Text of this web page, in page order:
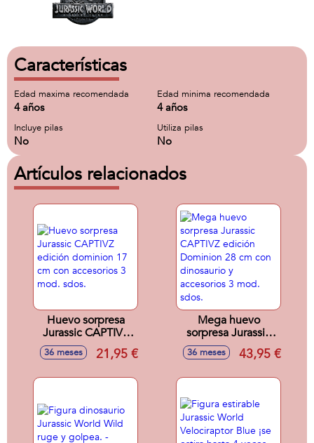
Características
Edad maxima recomendada
4 años
Edad minima recomendada
4 años
Incluye pilas
No
Utiliza pilas
No
Artículos relacionados
Huevo sorpresa
Jurassic CAPTIVZ
edición dominion
17 cm con
36 meses 21,95 €
Mega huevo
sorpresa Jurassic
CAPTIVZ edición
Dominion 28 cm
36 meses 43,95 €